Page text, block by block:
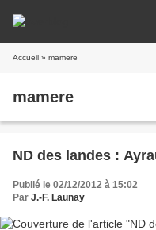
Accueil » mamere
mamere
ND des landes :
Publié le 02/12/2012 à 15:02
Par J.-F. Launay